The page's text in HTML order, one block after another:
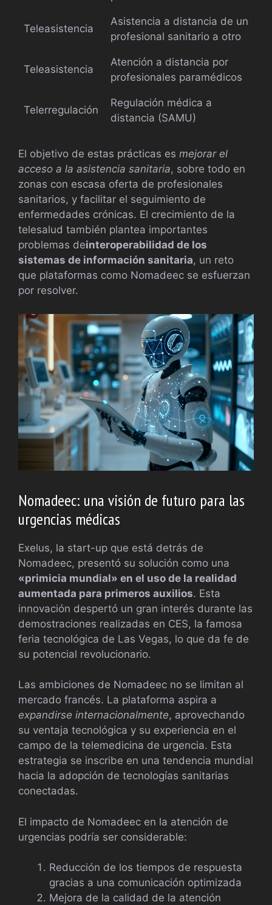
Teleasistencia
Asistencia a distancia de un
profesional sanitario a otro
Teleasistencia
Atención a distancia por
profesionales paramédicos
Telerregulación
Regulación médica a
distancia (SAMU)
El objetivo de estas prácticas es mejorar el
acceso a la asistencia sanitaria, sobre todo en
zonas con escasa oferta de profesionales
sanitarios, y facilitar el seguimiento de
enfermedades crónicas. El crecimiento de la
telesalud también plantea importantes
problemas deinteroperabilidad de los
sistemas de información sanitaria, un reto
que plataformas como Nomadeec se esfuerzan
por resolver.
Nomadeec: una visión de futuro para las
urgencias médicas
Exelus, la start-up que está detrás de
Nomadeec, presentó su solución como una
«primicia mundial» en el uso de la realidad
aumentada para primeros auxilios. Esta
innovación despertó un gran interés durante las
demostraciones realizadas en CES, la famosa
feria tecnológica de Las Vegas, lo que da fe de
su potencial revolucionario.
Las ambiciones de Nomadeec no se limitan al
mercado francés. La plataforma aspira a
expandirse internacionalmente, aprovechando
su ventaja tecnológica y su experiencia en el
campo de la telemedicina de urgencia. Esta
estrategia se inscribe en una tendencia mundial
hacia la adopción de tecnologías sanitarias
conectadas.
El impacto de Nomadeec en la atención de
urgencias podría ser considerable:
Reducción de los tiempos de respuesta
gracias a una comunicación optimizada
Mejora de la calidad de la atención